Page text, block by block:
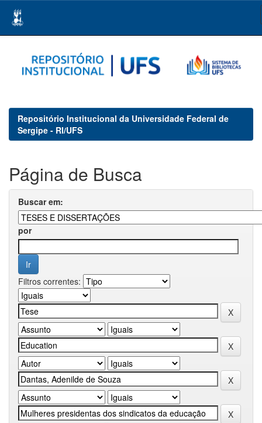
navigation
Repositório Institucional da Universidade Federal de
Sergipe - RI/UFS
Página de Busca
Buscar em:
por
Filtros correntes: